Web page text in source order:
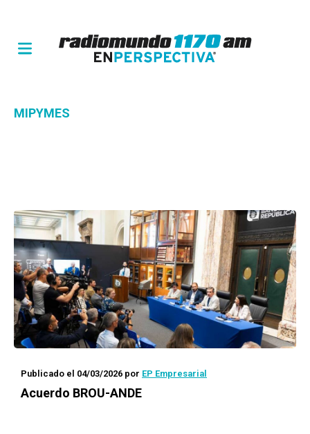
MIPYMES
Publicado el 04/03/2026 por EP Empresarial
Acuerdo BROU-ANDE